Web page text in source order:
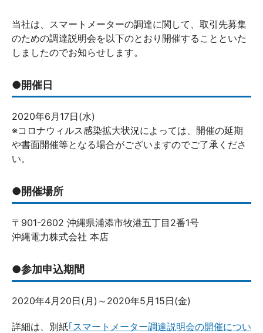
当社は、スマートメーターの調達に関して、取引先募集
のための調達説明会を以下のとおり開催することといた
しましたのでお知らせします。
●開催日
2020年6月17日(水)
※コロナウィルス感染拡大状況によっては、開催の延期
や書面開催等となる場合がございますのでご了承くださ
い。
●開催場所
〒901-2602 沖縄県浦添市牧港五丁目2番1号
沖縄電力株式会社 本店
●参加申込期間
2020年4月20日(月)～2020年5月15日(金)
詳細は、別紙｢スマートメーター調達説明会の開催につい